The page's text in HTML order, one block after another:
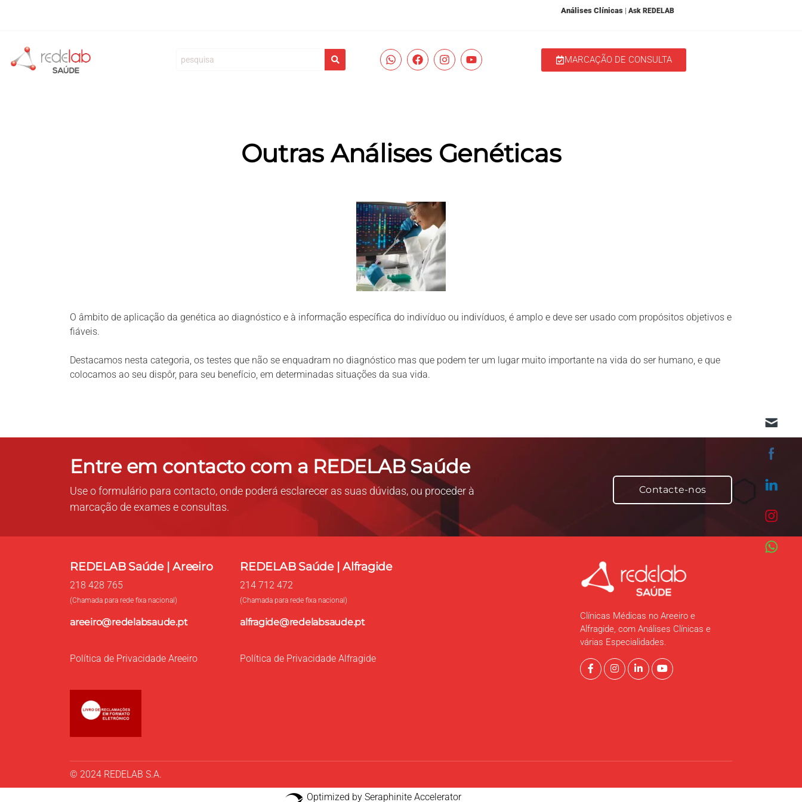
Análises Clínicas| Ask REDELAB
MARCAÇÃO DE CONSULTA
Outras Análises Genéticas
O âmbito de aplicação da genética ao diagnóstico e à informação específica do indivíduo ou indivíduos, é amplo e deve ser usado com propósitos objetivos e
fiáveis.
Destacamos nesta categoria, os testes que não se enquadram no diagnóstico mas que podem ter um lugar muito importante na vida do ser humano, e que
colocamos ao seu dispôr, para seu benefício, em determinadas situações da sua vida.
Entre em contacto com a REDELAB Saúde
Use o formulário para contacto, onde poderá esclarecer as suas dúvidas, ou proceder à
marcação de exames e consultas.
Contacte-nos
REDELAB Saúde | Areeiro
218 428 765
(Chamada para rede fixa nacional)
areeiro@redelabsaude.pt
Política de Privacidade Areeiro
REDELAB Saúde | Alfragide
214 712 472
(Chamada para rede fixa nacional)
alfragide@redelabsaude.pt
Política de Privacidade Alfragide
Clínicas Médicas no Areeiro e
Alfragide, com Análises Clínicas e
várias Especialidades.
© 2024 REDELAB S.A.
Optimized by Seraphinite Accelerator